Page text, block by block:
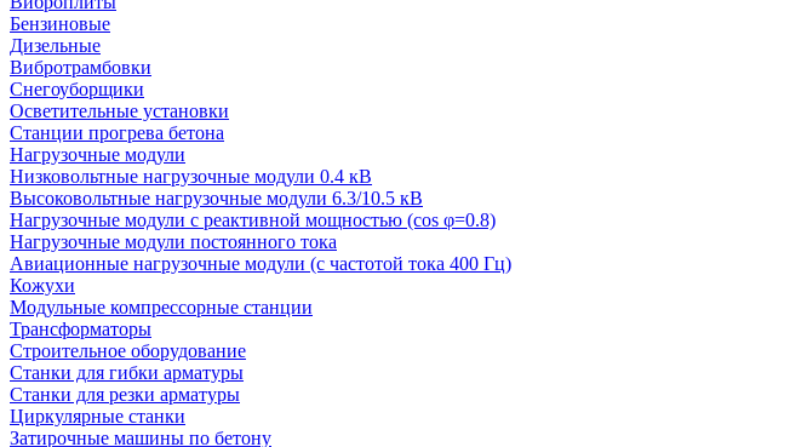
Бензиновые
Дизельные
Вибротрамбовки
Снегоуборщики
Осветительные установки
Станции прогрева бетона
Нагрузочные модули
Низковольтные нагрузочные модули 0.4 кВ
Высоковольтные нагрузочные модули 6.3/10.5 кВ
Нагрузочные модули с реактивной мощностью (cos φ=0.8)
Нагрузочные модули постоянного тока
Авиационные нагрузочные модули (с частотой тока 400 Гц)
Кожухи
Модульные компрессорные станции
Трансформаторы
Строительное оборудование
Станки для гибки арматуры
Станки для резки арматуры
Циркулярные станки
Затирочные машины по бетону